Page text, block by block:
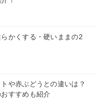
かくする・硬いままの2
や赤ぶどうとの違いは？
すすめも紹介